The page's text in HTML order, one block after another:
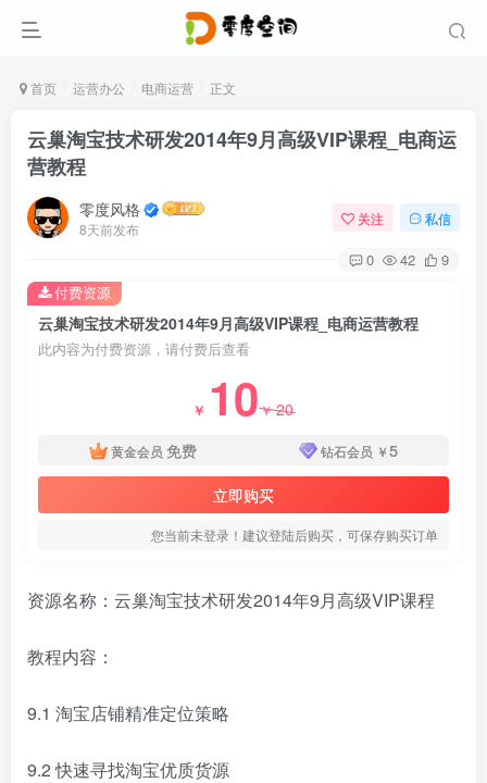
首页 运营办公 电商运营 正文
云巢淘宝技术研发2014年9月高级VIP课程_电商运
营教程
零度风格
8天前发布
关注 私信
0 42 9
云巢淘宝技术研发2014年9月高级VIP课程_电商运营教程
此内容为付费资源，请付费后查看
￥ 10￥20
黄金会员 免费 钻石会员 ￥5
立即购买
您当前未登录！建议登陆后购买，可保存购买订单
付费资源
资源名称：云巢淘宝技术研发2014年9月高级VIP课程
教程内容：
9.1 淘宝店铺精准定位策略
9.2 快速寻找淘宝优质货源